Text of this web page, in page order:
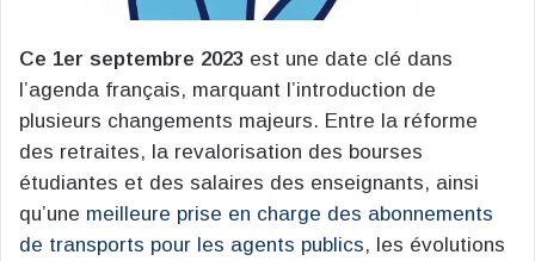
Ce 1er septembre 2023 est une date clé dans
l’agenda français, marquant l’introduction de
plusieurs changements majeurs. Entre la réforme
des retraites, la revalorisation des bourses
étudiantes et des salaires des enseignants, ainsi
qu’une meilleure prise en charge des abonnements
de transports pour les agents publics, les évolutions